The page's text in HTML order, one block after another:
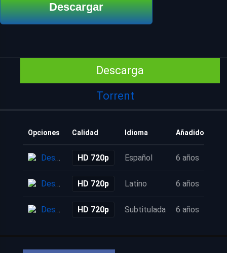
Descargar
Descarga
Torrent
Opciones Calidad Idioma Añadido
Descarga HD 720p Español 6 años
Descarga HD 720p Latino 6 años
Descarga HD 720p Subtitulada 6 años